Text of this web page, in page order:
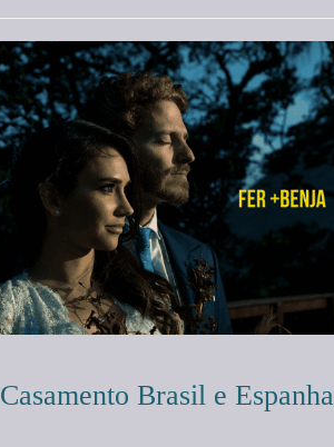
Casamento Brasil e Espanha